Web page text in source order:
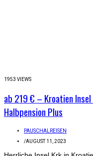
1953 VIEWS
ab 219 € – Kroatien
Halbpension Plus
PAUSCHALREISEN
/AUGUST 11, 2023